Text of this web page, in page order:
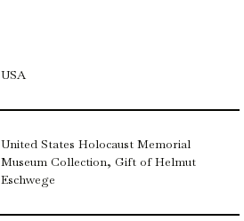
USA
United States Holocaust Memorial
Museum Collection, Gift of Helmut
Eschwege